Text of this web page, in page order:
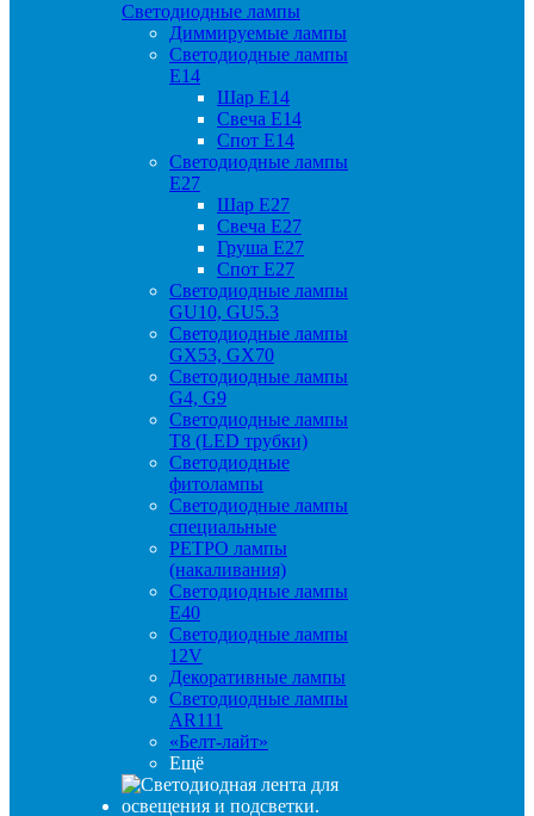
Светодиодные лампы
Диммируемые лампы
Светодиодные лампы
Е14
Шар Е14
Свеча Е14
Спот Е14
Светодиодные лампы
Е27
Шар Е27
Свеча Е27
Груша Е27
Спот Е27
Светодиодные лампы
GU10, GU5.3
Светодиодные лампы
GX53, GX70
Светодиодные лампы
G4, G9
Светодиодные лампы
Т8 (LED трубки)
Светодиодные
фитолампы
Светодиодные лампы
специальные
РЕТРО лампы
(накаливания)
Светодиодные лампы
E40
Светодиодные лампы
12V
Декоративные лампы
Светодиодные лампы
AR111
«Белт-лайт»
Ещё